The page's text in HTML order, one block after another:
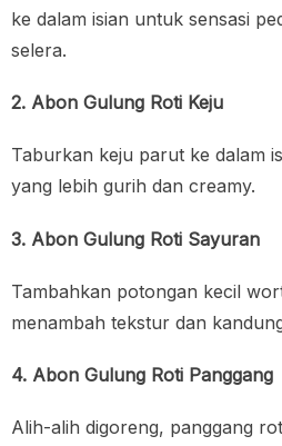
ke dalam isian untuk sensasi
selera.
2. Abon Gulung Roti Keju
Taburkan keju parut ke dalam
yang lebih gurih dan creamy.
3. Abon Gulung Roti Sayuran
Tambahkan potongan kecil
menambah tekstur dan
4. Abon Gulung Roti Panggang
Alih-alih digoreng, panggang